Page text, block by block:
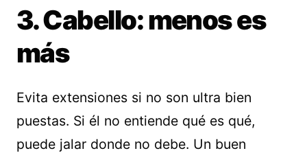
3. Cabello: menos es
más
Evita extensiones si no son ultra bien
puestas. Si él no entiende qué es qué,
puede jalar donde no debe. Un buen